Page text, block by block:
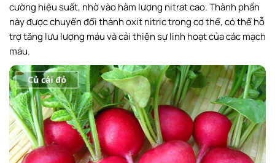
cường hiệu suất, nhờ vào hàm lượng nitrat cao. Thành phần
này được chuyển đổi thành oxit nitric trong cơ thể, có thể hỗ
trợ tăng lưu lượng máu và cải thiện sự linh hoạt của các mạch
máu.